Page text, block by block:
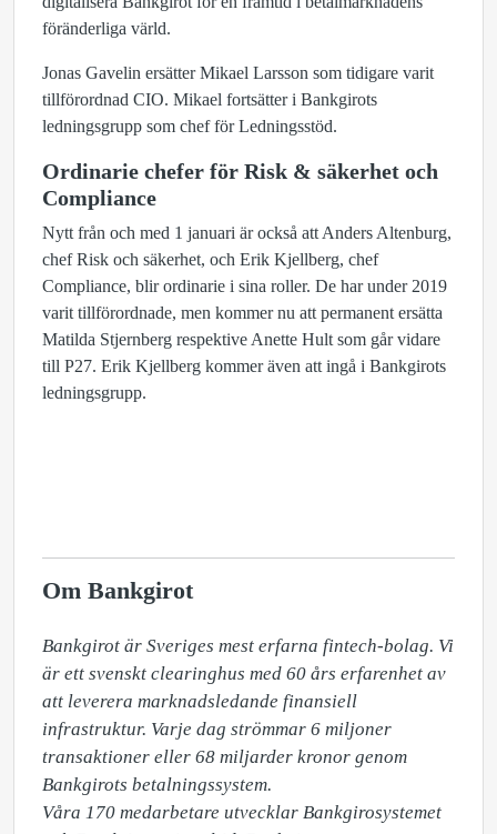
föränderliga värld.
Jonas Gavelin ersätter Mikael Larsson som tidigare varit
tillförordnad CIO. Mikael fortsätter i Bankgirots
ledningsgrupp som chef för Ledningsstöd.
Ordinarie chefer för Risk & säkerhet och
Compliance
Nytt från och med 1 januari är också att Anders Altenburg,
chef Risk och säkerhet, och Erik Kjellberg, chef
Compliance, blir ordinarie i sina roller. De har under 2019
varit tillförordnade, men kommer nu att permanent ersätta
Matilda Stjernberg respektive Anette Hult som går vidare
till P27. Erik Kjellberg kommer även att ingå i Bankgirots
ledningsgrupp.
Om Bankgirot
Bankgirot är Sveriges mest erfarna fintech-bolag. Vi
är ett svenskt clearinghus med 60 års erfarenhet av
att leverera marknadsledande finansiell
infrastruktur. Varje dag strömmar 6 miljoner
transaktioner eller 68 miljarder kronor genom
Bankgirots betalningssystem.
Våra 170 medarbetare utvecklar Bankgirosystemet